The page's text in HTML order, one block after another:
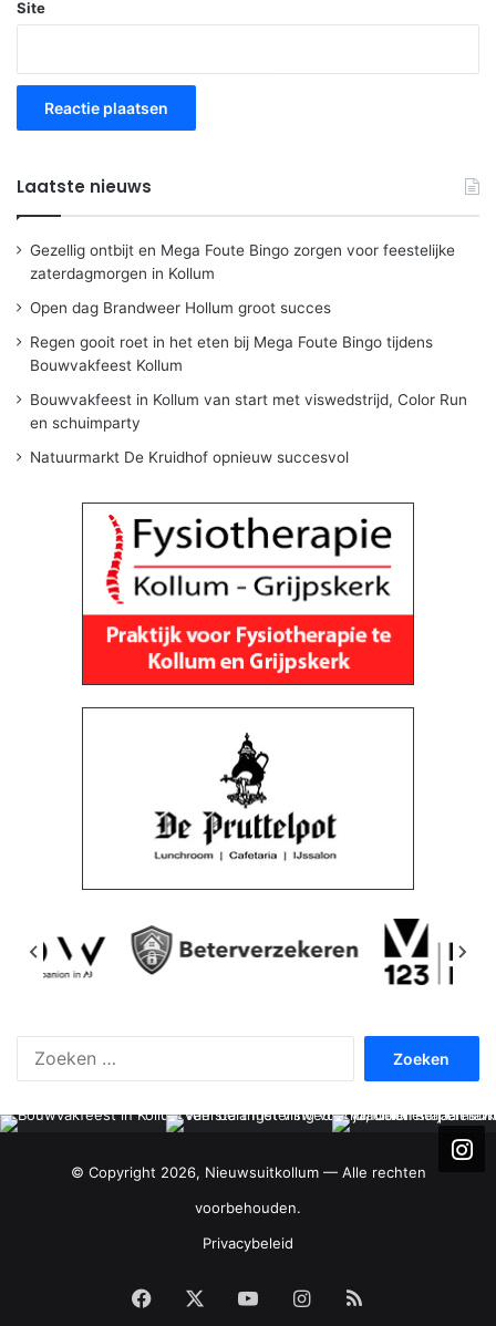
Site
Laatste nieuws
Gezellig ontbijt en Mega Foute Bingo zorgen voor feestelijke
zaterdagmorgen in Kollum
Open dag Brandweer Hollum groot succes
Regen gooit roet in het eten bij Mega Foute Bingo tijdens
Bouwvakfeest Kollum
Bouwvakfeest in Kollum van start met viswedstrijd, Color Run
en schuimparty
Natuurmarkt De Kruidhof opnieuw succesvol
© Copyright 2026, Nieuwsuitkollum — Alle rechten
voorbehouden.
Privacybeleid
Facebook YouTubeInstagram
RSS